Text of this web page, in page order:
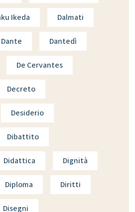
Ikeda Dalmati
Dante Dantedì
De Cervantes
Decreto
Desiderio
Dibattito
Didattica Dignità
Diploma Diritti
Disegni